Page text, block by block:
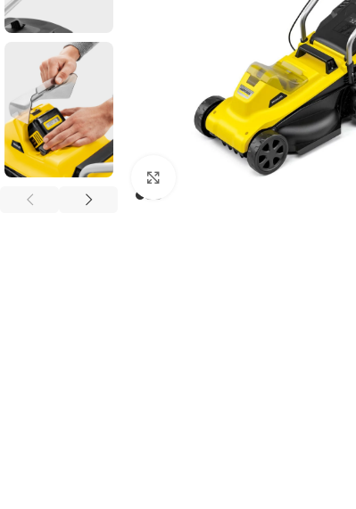
Клацніть, щоб збільшити